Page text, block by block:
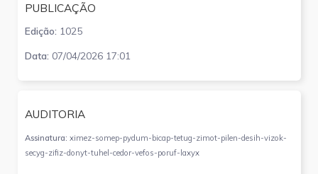
PUBLICAÇÃO
Edição: 1025
Data: 07/04/2026 17:01
AUDITORIA
Assinatura: ximez-somep-pydum-bicap-tetug-zimot-pilen-desih-vizok-
secyg-zifiz-donyt-tuhel-cedor-vefos-poruf-laxyx